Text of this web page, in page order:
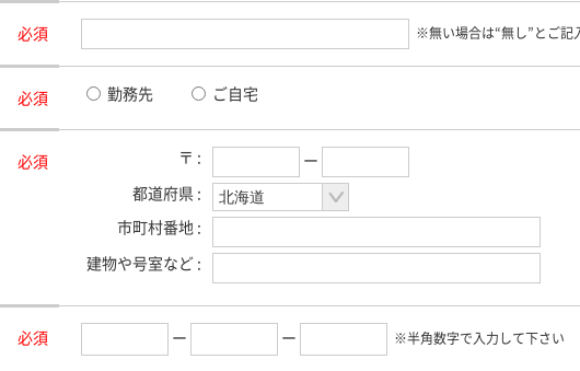
必須 ※無い場合は“無し”とご記
必須 勤務先 ご自宅
必須 〒 :
ー
都道府県 :
市町村番地 :
建物や号室など :
必須 ー ー ※半角数字で入力して下さい